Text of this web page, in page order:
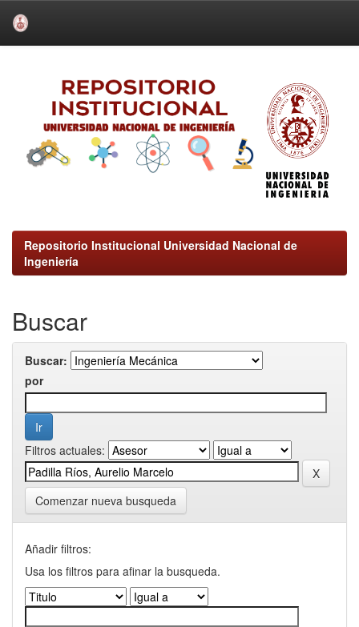
Repositorio Institucional Universidad Nacional de
Ingeniería
Buscar
Buscar:
por
Filtros actuales:
Comenzar nueva busqueda
Añadir filtros:
Usa los filtros para afinar la busqueda.